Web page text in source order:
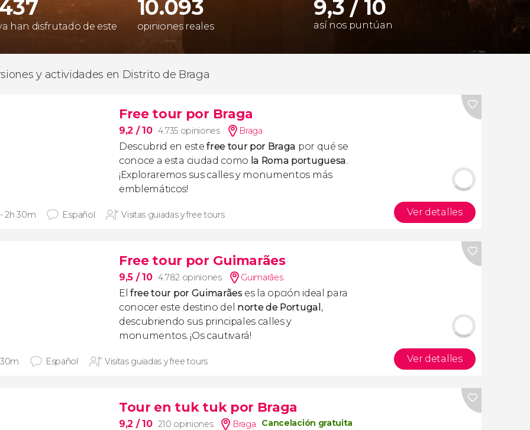
han disfrutado de este
10.093
opiniones reales
9,3 / 10
así nos puntúan
y actividades en Distrito de Braga
Free tour por Braga
9,2 / 10 4.735 opiniones Braga
Descubrid en estefree tour por Braga por qué se
conoce a esta ciudad como la Roma portuguesa.
¡Exploraremos sus calles y monumentos más
emblemáticos!
2h 30m Español Visitas guiadas y free tours Ver detalles
Free tour por Guimarães
9,5 / 10 4.782 opiniones Guimarães
Elfree tour por Guimarães es la opción ideal para
conocer este destino del norte de Portugal ,
descubriendo sus principales calles y
monumentos. ¡Os cautivará!
Español Visitas guiadas y free tours Ver detalles
Tour en tuk tuk por Braga
9,2 / 10 210 opiniones Braga Cancelación gratuita